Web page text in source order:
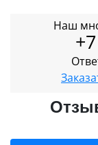
Наш